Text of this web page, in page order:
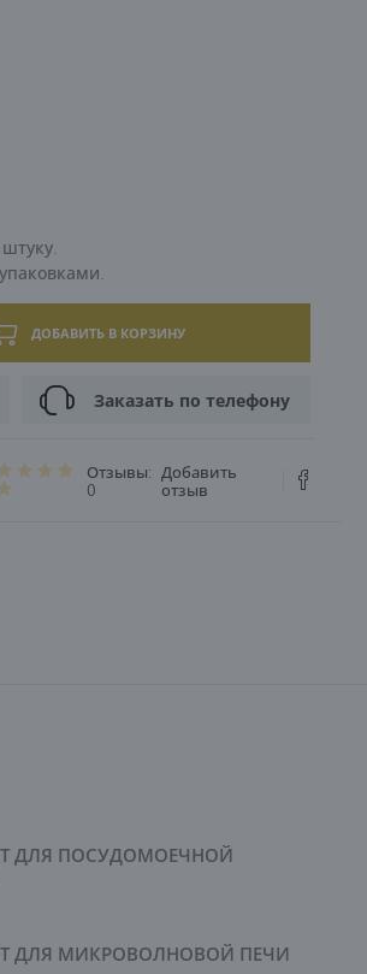
ДОБАВИТЬ В КОРЗИНУ
Заказать по телефону
Отзывы:
0
Добавить
отзыв
ДЛЯ ПОСУДОМОЕЧНОЙ
ДЛЯ МИКРОВОЛНОВОЙ ПЕЧИ